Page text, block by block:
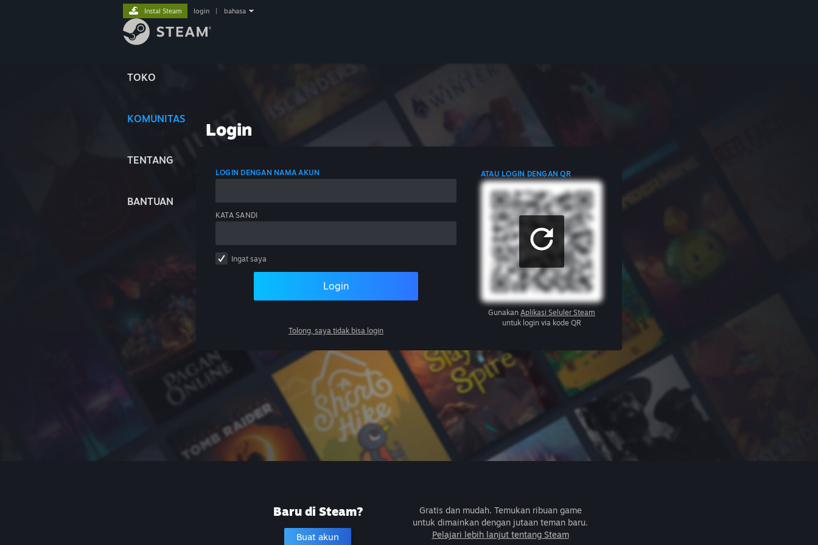
TOKO
KOMUNITAS
TENTANG
BANTUAN
Instal Steam login bahasa
Login
LOGIN DENGAN NAMA AKUN
KATA SANDI
Ingat saya
Login
Tolong, saya tidak bisa login
ATAU LOGIN DENGAN QR
Gunakan Aplikasi Seluler Steam
untuk login via kode QR
Baru di Steam?
Buat akun
Gratis dan mudah. Temukan ribuan game
untuk dimainkan dengan jutaan teman baru.
Pelajari lebih lanjut tentang Steam